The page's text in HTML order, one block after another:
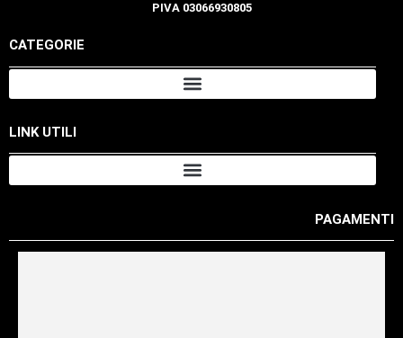
PIVA 03066930805
CATEGORIE
LINK UTILI
PAGAMENTI